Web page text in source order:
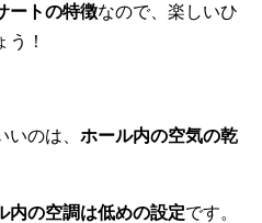
ートの特徴なので、楽しいひ
う！
のは、 ホール内の空気の乾
内の空調は低めの設定です。